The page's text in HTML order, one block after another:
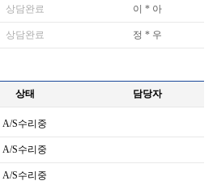
상태 담당자